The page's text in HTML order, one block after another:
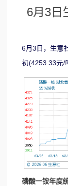
6月3日
6月3日，生意
初(4253.33元/
磷酸一铵年度